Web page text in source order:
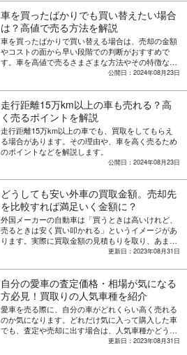
車を買ったばかりでも買い替えたい場合
は？高値で売る方法を解説
車を買ったばかりで買い替える場合は、売却の金額
やコストの面から早い段階での判断がおすすめで
す。車を高値で売るさまざまな方法やその特徴など
公開日：2024年08月23日
走行距離15万km以上の車も売れる？高
く売るポイントを解説
走行距離15万km以上の車でも、買取をしてもらえ
る場合があります。その理由や、車を高く売るため
のポイントなどを解説します。
公開日：2024年08月23日
どうしても安い外車の買取金額。売却先
を比較すれば満足いく金額に？
外国メーカーの自動車は「買うときは高いけれど、
売るときは安く買い叩かれる」というイメージがあ
ります。実際に買取金額の見積もりを取り、あまり
の安さに驚く人も多いのではないでしょうか。それ
車を高く売るには、いったいどのような業者を選べ
ばいいのでしょうか。外車の買取金額が安くなる理
由とともに、買取金額を高く提示してくれる業者探
しのコツも併せてご紹介します。
更新日：2023年08月31日
自分の愛車の査定価格・相場が気になる
方必見！買取りの人気車種を紹介
愛車を売る際に、自分の車がどれくらい高く売れる
のか気になります。どれだけ気に入って購入した車
でも、査定や売却に出す場合は、人気車種かどうか
や年式、車の状態によって、買取価格も変わってき
更新日：2023年08月31日